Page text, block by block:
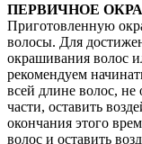
ПЕРВИЧНОЕ
Приготовленную
волосы. Для
окрашивания волос
рекомендуем
всей длине волос,
части, оставить
окончания этого
волос и оставить